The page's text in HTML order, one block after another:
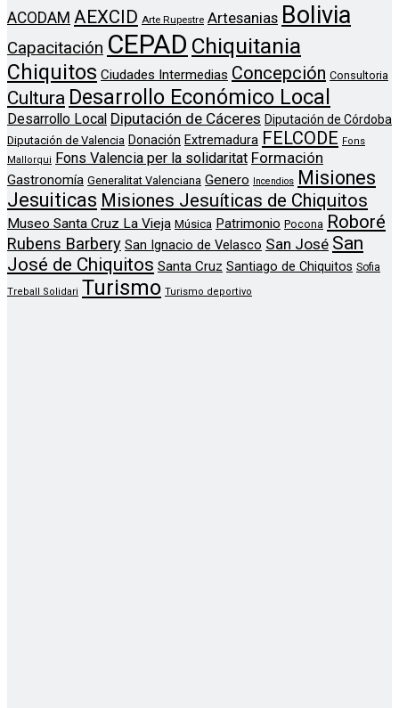
ACODAM AEXCID Arte Rupestre Artesanias Bolivia
Capacitación CEPAD Chiquitania
Chiquitos Ciudades Intermedias Concepción Consultoria
Cultura Desarrollo Económico Local
Desarrollo Local Diputación de Cáceres Diputación de Córdoba
Diputación de Valencia Donación Extremadura FELCODE Fons
Mallorqui
Fons Valencia per la solidaritat Formación
Gastronomía Generalitat Valenciana Genero Incendios Misiones
Jesuiticas Misiones Jesuíticas de Chiquitos
Museo Santa Cruz La Vieja Música Patrimonio Pocona Roboré
Rubens Barbery San Ignacio de Velasco San José San
José de Chiquitos Santa Cruz Santiago de Chiquitos Sofia
Treball Solidari Turismo Turismo deportivo